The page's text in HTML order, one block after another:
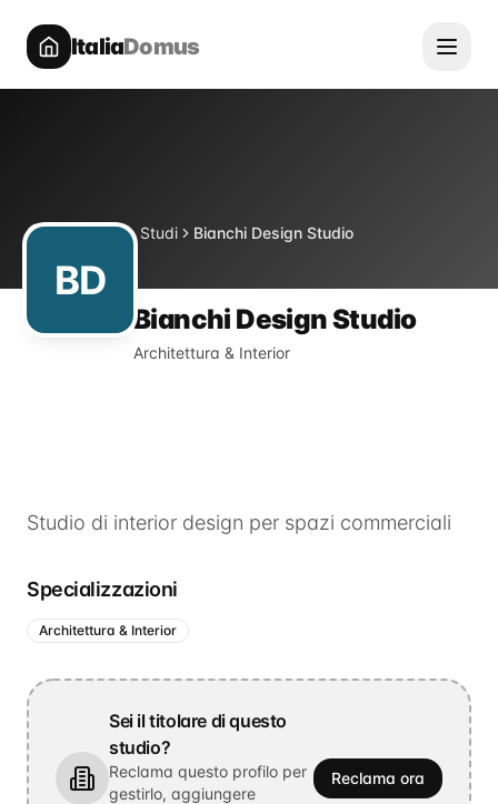
ItaliaDomus
HomeDirectory Studi Bianchi Design Studio
BD
Bianchi Design Studio
Architettura & Interior
Studio di interior design per spazi commerciali
Specializzazioni
Architettura & Interior
Sei il titolare di questo
studio?
Reclama questo profilo per
gestirlo, aggiungere
Reclama ora